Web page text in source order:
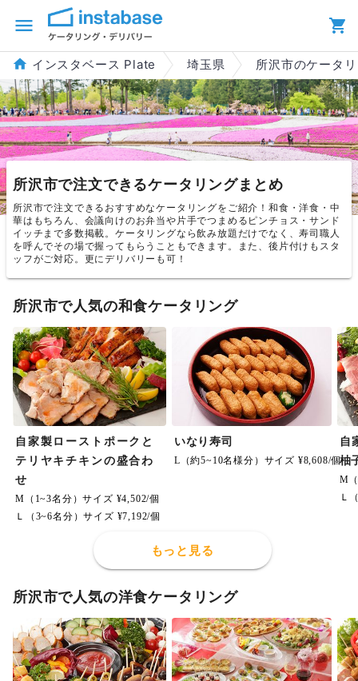
インスタベース Plate 埼玉県 所沢市のケータ
所沢市で注文できるケータリングまとめ
所沢市で注文できるおすすめなケータリングをご紹介！和食・洋食・中
華はもちろん、会議向けのお弁当や片手でつまめるピンチョス・サンド
イッチまで多数掲載。ケータリングなら飲み放題だけでなく、寿司職人
を呼んでその場で握ってもらうこともできます。また、後片付けもスタ
ッフがご対応。更にデリバリーも可！
所沢市で人気の和食ケータリング
自家製ローストポークと
テリヤキチキンの盛合わ
せ
M（1~3名分）サイズ ¥4,502/個
Ｌ（3~6名分）サイズ ¥7,192/個
いなり寿司
L（約5~10名様分）サイズ ¥8,608/個
自
柚
M
Ｌ
もっと見る
所沢市で人気の洋食ケータリング